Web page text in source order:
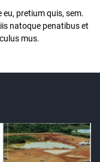
eu, pretium quis, sem.
natoque penatibus et
mus.